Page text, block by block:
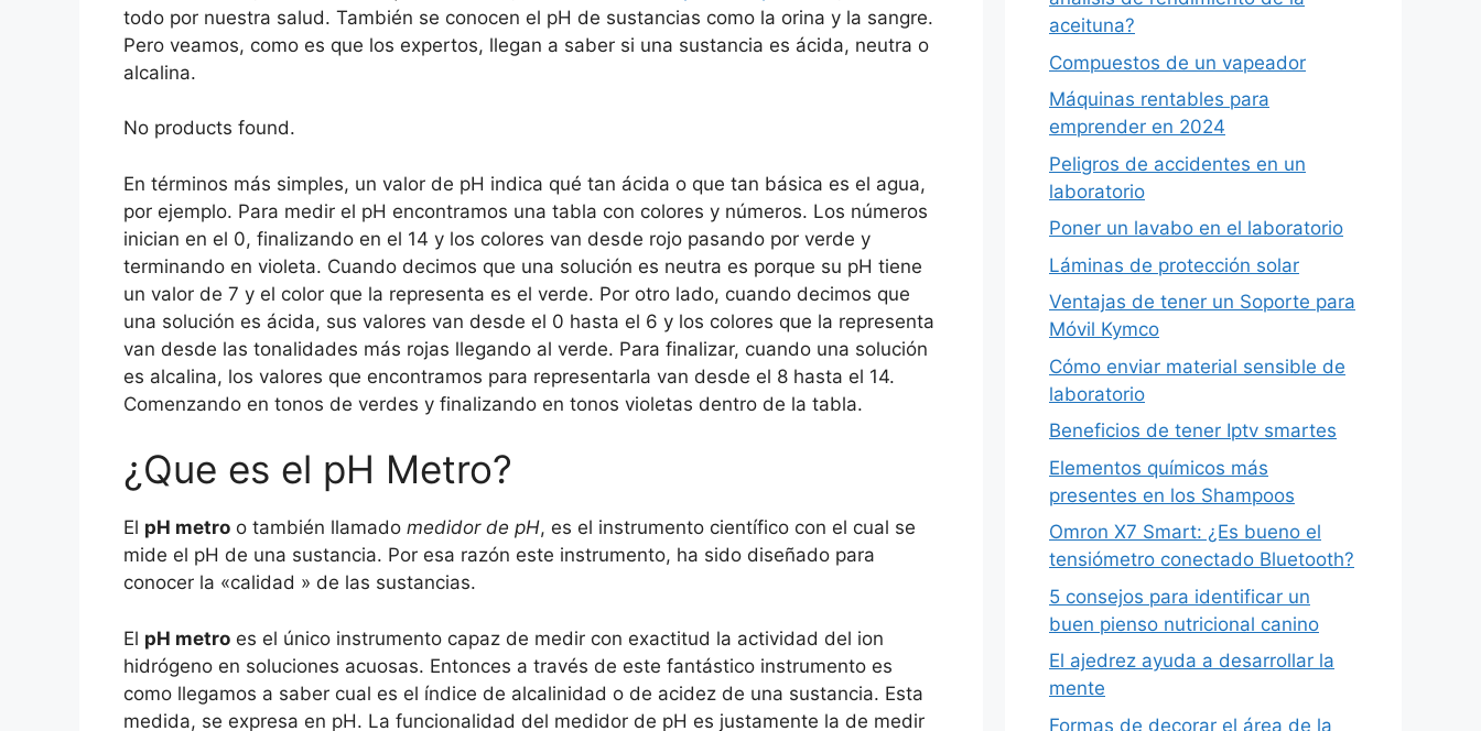
todo por nuestra salud. También se conocen el pH de sustancias como la orina y la sangre.
Pero veamos, como es que los expertos, llegan a saber si una sustancia es ácida, neutra o
alcalina.
No products found.
En términos más simples, un valor de pH indica qué tan ácida o que tan básica es el agua,
por ejemplo. Para medir el pH encontramos una tabla con colores y números. Los números
inician en el 0, finalizando en el 14 y los colores van desde rojo pasando por verde y
terminando en violeta. Cuando decimos que una solución es neutra es porque su pH tiene
un valor de 7 y el color que la representa es el verde. Por otro lado, cuando decimos que
una solución es ácida, sus valores van desde el 0 hasta el 6 y los colores que la representa
van desde las tonalidades más rojas llegando al verde. Para finalizar, cuando una solución
es alcalina, los valores que encontramos para representarla van desde el 8 hasta el 14.
Comenzando en tonos de verdes y finalizando en tonos violetas dentro de la tabla.
¿Que es el pH Metro?
El pH metro o también llamado medidor de pH, es el instrumento científico con el cual se
mide el pH de una sustancia. Por esa razón este instrumento, ha sido diseñado para
conocer la «calidad » de las sustancias.
El pH metro es el único instrumento capaz de medir con exactitud la actividad del ion
hidrógeno en soluciones acuosas. Entonces a través de este fantástico instrumento es
como llegamos a saber cual es el índice de alcalinidad o de acidez de una sustancia. Esta
medida, se expresa en pH. La funcionalidad del medidor de pH es justamente la de medir
aceituna?
Compuestos de un vapeador
Máquinas rentables para
emprender en 2024
Peligros de accidentes en un
laboratorio
Poner un lavabo en el laboratorio
Láminas de protección solar
Ventajas de tener un Soporte para
Móvil Kymco
Cómo enviar material sensible de
laboratorio
Beneficios de tener Iptv smartes
Elementos químicos más
presentes en los Shampoos
Omron X7 Smart: ¿Es bueno el
tensiómetro conectado Bluetooth?
5 consejos para identificar un
buen pienso nutricional canino
El ajedrez ayuda a desarrollar la
mente
Formas de decorar el área de la